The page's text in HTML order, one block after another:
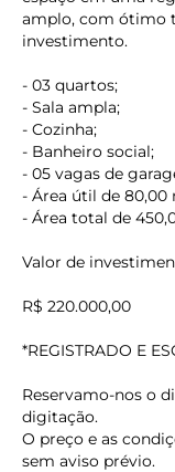
keyboard_backspace
amplo, com ótimo
investimento.
- 03 quartos;
- Sala ampla;
- Cozinha;
- Banheiro social;
- 05 vagas de
- Área útil de 80,00
- Área total de
Valor de
R$ 220.000,00
*REGISTRADO E
Reservamo-nos o
digitação.
O preço e as
sem aviso prévio.